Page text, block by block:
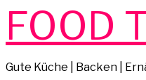
FOOD
Gute Küche | Backen |